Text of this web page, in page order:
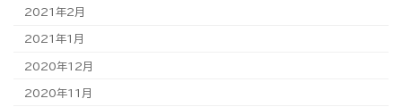
2021年2月
2021年1月
2020年12月
2020年11月